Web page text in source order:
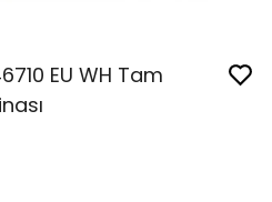
EU WH Tam